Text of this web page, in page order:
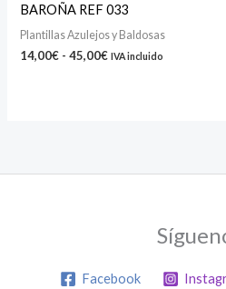
BAROÑA REF 033
Plantillas Azulejos y Baldosas
14,00€ - 45,00€
desde
14,00€
hasta
45,00€
IVA incluido
Facebook